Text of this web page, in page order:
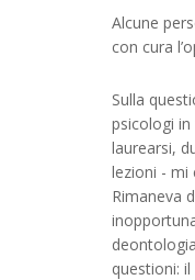
Alcune
con cura
Sulla
psicologi
laurearsi,
lezioni - mi
Rimaneva
questioni: